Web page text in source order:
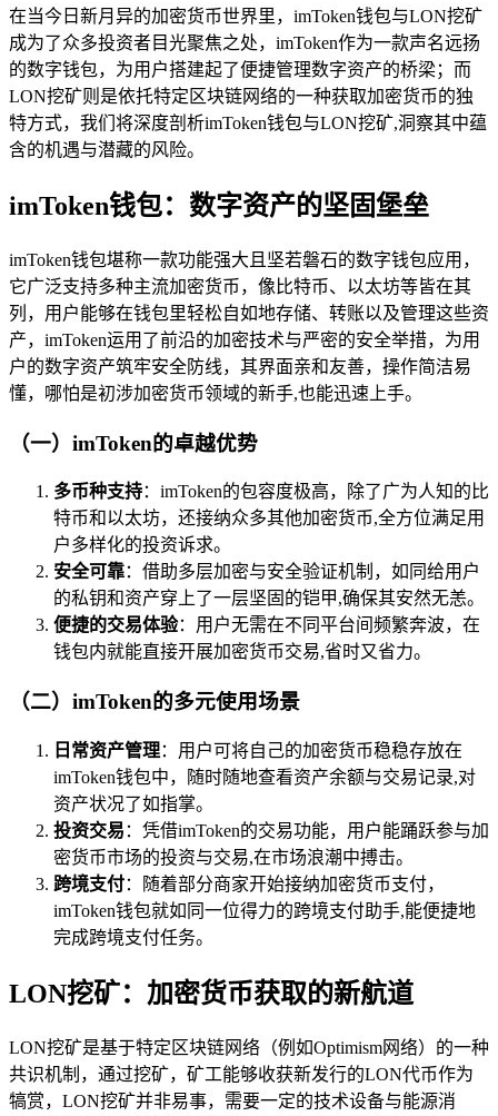
在当今日新月异的加密货币世界里，imToken钱包与LON挖矿
成为了众多投资者目光聚焦之处，imToken作为一款声名远扬
的数字钱包，为用户搭建起了便捷管理数字资产的桥梁；而
LON挖矿则是依托特定区块链网络的一种获取加密货币的独
特方式，我们将深度剖析imToken钱包与LON挖矿,洞察其中蕴
含的机遇与潜藏的风险。
imToken钱包：数字资产的坚固堡垒
imToken钱包堪称一款功能强大且坚若磐石的数字钱包应用，
它广泛支持多种主流加密货币，像比特币、以太坊等皆在其
列，用户能够在钱包里轻松自如地存储、转账以及管理这些资
产，imToken运用了前沿的加密技术与严密的安全举措，为用
户的数字资产筑牢安全防线，其界面亲和友善，操作简洁易
懂，哪怕是初涉加密货币领域的新手,也能迅速上手。
（一）imToken的卓越优势
多币种支持：imToken的包容度极高，除了广为人知的比
特币和以太坊，还接纳众多其他加密货币,全方位满足用
户多样化的投资诉求。
安全可靠：借助多层加密与安全验证机制，如同给用户
的私钥和资产穿上了一层坚固的铠甲,确保其安然无恙。
便捷的交易体验：用户无需在不同平台间频繁奔波，在
钱包内就能直接开展加密货币交易,省时又省力。
（二）imToken的多元使用场景
日常资产管理：用户可将自己的加密货币稳稳存放在
imToken钱包中，随时随地查看资产余额与交易记录,对
资产状况了如指掌。
投资交易 ：凭借imToken的交易功能，用户能踊跃参与加
密货币市场的投资与交易,在市场浪潮中搏击。
跨境支付：随着部分商家开始接纳加密货币支付，
imToken钱包就如同一位得力的跨境支付助手,能便捷地
完成跨境支付任务。
LON挖矿：加密货币获取的新航道
LON挖矿是基于特定区块链网络（例如Optimism网络）的一种
共识机制，通过挖矿，矿工能够收获新发行的LON代币作为
犒赏，LON挖矿并非易事，需要一定的技术设备与能源消